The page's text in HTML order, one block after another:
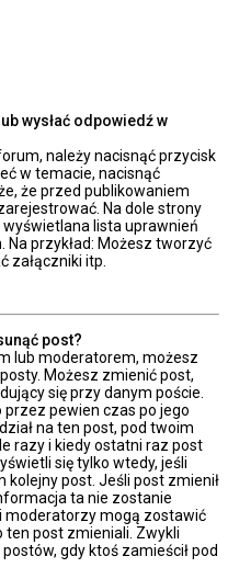
wysłać odpowiedź w
należy nacisnąć przycisk
w temacie, nacisnąć
że przed publikowaniem
Na dole strony
lista uprawnień
przykład: Możesz tworzyć
załączniki itp.
post?
lub moderatorem, możesz
Możesz zmienić post,
się przy danym poście.
pewien czas po jego
na ten post, pod twoim
razy i kiedy ostatni raz post
się tylko wtedy, jeśli
kolejny post. Jeśli post zmienił
ta nie zostanie
mogą zostawić
post zmieniali. Zwykli
gdy ktoś zamieścił pod